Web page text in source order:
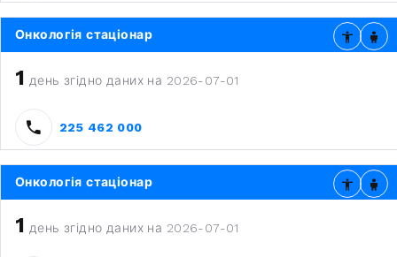
Онкологія стаціонар
1 день згідно даних на 2026-07-01
225 462 000
Онкологія стаціонар
1 день згідно даних на 2026-07-01